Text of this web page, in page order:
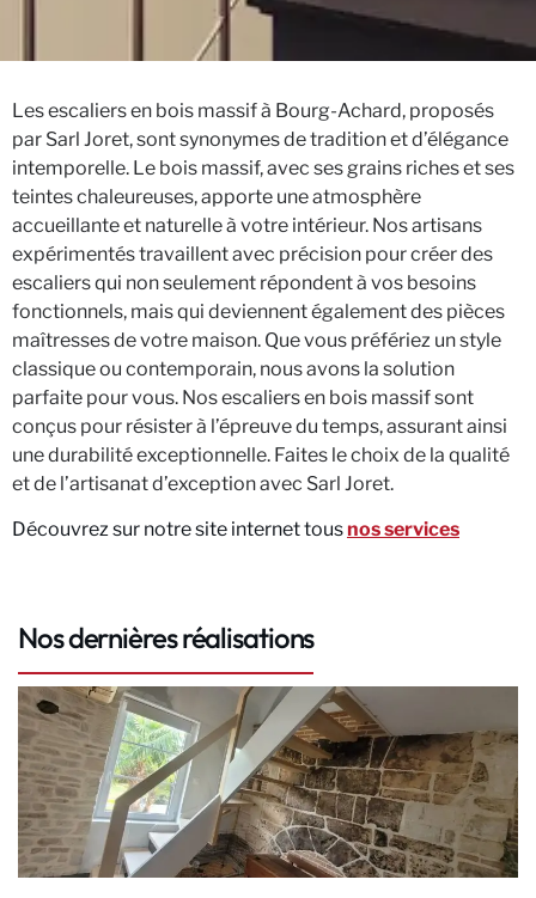
Les escaliers en bois massif à Bourg-Achard, proposés
par Sarl Joret, sont synonymes de tradition et d’élégance
intemporelle. Le bois massif, avec ses grains riches et ses
teintes chaleureuses, apporte une atmosphère
accueillante et naturelle à votre intérieur. Nos artisans
expérimentés travaillent avec précision pour créer des
escaliers qui non seulement répondent à vos besoins
fonctionnels, mais qui deviennent également des pièces
maîtresses de votre maison. Que vous préfériez un style
classique ou contemporain, nous avons la solution
parfaite pour vous. Nos escaliers en bois massif sont
conçus pour résister à l’épreuve du temps, assurant ainsi
une durabilité exceptionnelle. Faites le choix de la qualité
et de l’artisanat d’exception avec Sarl Joret.
Découvrez sur notre site internet tousnos services
Nos dernières réalisations